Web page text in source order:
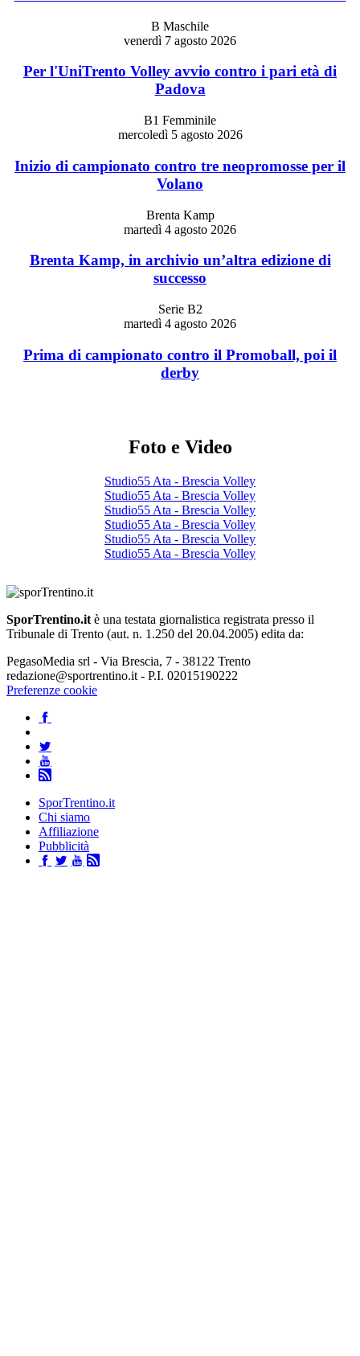
B Maschile
venerdì 7 agosto 2026
Per l'UniTrento Volley avvio contro i pari età di
Padova
B1 Femminile
mercoledì 5 agosto 2026
Inizio di campionato contro tre neopromosse per il
Volano
Brenta Kamp
martedì 4 agosto 2026
Brenta Kamp, in archivio un’altra edizione di
successo
Serie B2
martedì 4 agosto 2026
Prima di campionato contro il Promoball, poi il
derby
Foto e Video
Studio55 Ata - Brescia Volley
Studio55 Ata - Brescia Volley
Studio55 Ata - Brescia Volley
Studio55 Ata - Brescia Volley
Studio55 Ata - Brescia Volley
Studio55 Ata - Brescia Volley
SporTrentino.it è una testata giornalistica registrata presso il
Tribunale di Trento (aut. n. 1.250 del 20.04.2005) edita da:
PegasoMedia srl - Via Brescia, 7 - 38122 Trento
redazione@sportrentino.it - P.I. 02015190222
Preferenze cookie
SporTrentino.it
Chi siamo
Affiliazione
Pubblicità